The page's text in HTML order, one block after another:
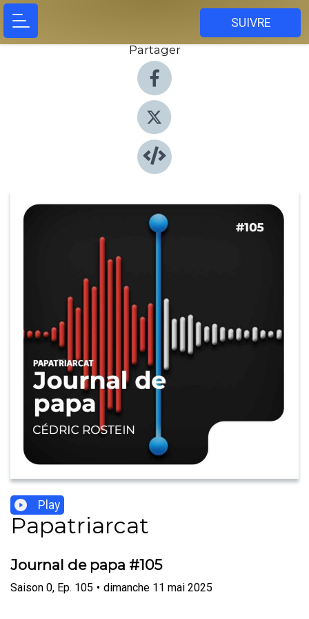
SUIVRE
Partager
Play
Papatriarcat
Journal de papa #105
Saison 0, Ep. 105 • dimanche 11 mai 2025